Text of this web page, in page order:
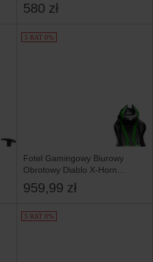
580 zł
5 RAT 0%
Fotel Gamingowy Biurowy
Obrotowy Diablo X-Horn
2.0 Rozmiar Normal
959,99 zł
5 RAT 0%